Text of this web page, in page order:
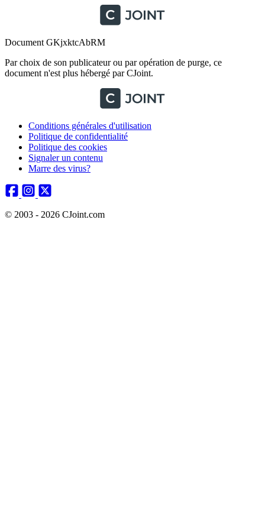
Document GKjxktcAbRM
Par choix de son publicateur ou par opération de purge, ce
document n'est plus hébergé par CJoint.
Conditions générales d'utilisation
Politique de confidentialité
Politique des cookies
Signaler un contenu
Marre des virus?
© 2003 - 2026 CJoint.com